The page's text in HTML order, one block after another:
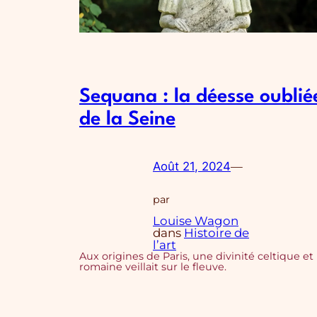
Sequana : la déesse
de la Seine
Août 21, 2024—
par
Louise Wagon
dans Histoire de
l’art
Aux origines de Paris, une divinité celtique et
romaine veillait sur le fleuve.